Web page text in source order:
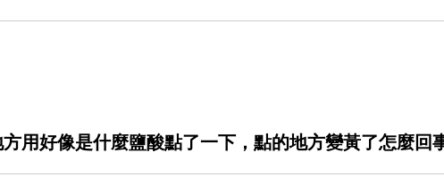
用好像是什麼鹽酸點了一下，點的地方變黃了怎麼回